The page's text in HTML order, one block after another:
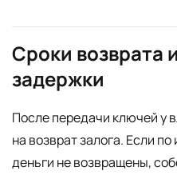
Сроки возврата
задержки
После передачи ключей у
на возврат залога. Если
деньги не возвращены,